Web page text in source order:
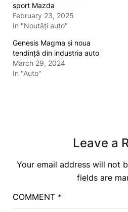
sport Mazda
February 23, 2025
In "Noutăți auto"
Genesis Magma și noua
tendință din industria auto
March 29, 2024
In "Auto"
Leave a
Your email address will not
fields are
COMMENT *